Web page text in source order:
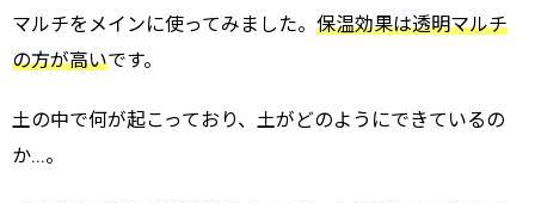
マルチをメインに使ってみました。 保温効果は透明マルチ
の方が高いです。
土の中で何が起こっており、土がどのようにできているの
か…。